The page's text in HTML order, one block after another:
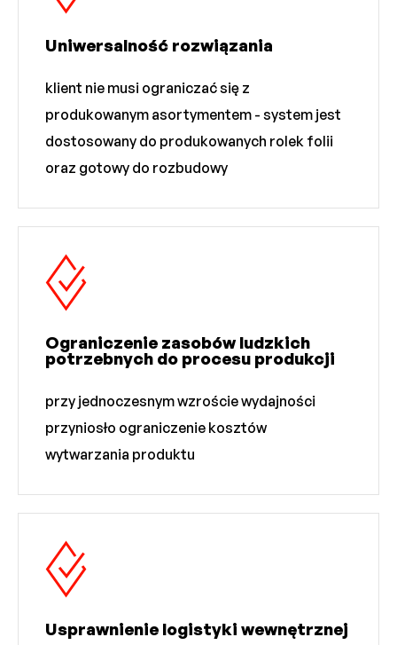
Uniwersalność rozwiązania
klient nie musi ograniczać się z
produkowanym asortymentem - system jest
dostosowany do produkowanych rolek folii
oraz gotowy do rozbudowy
Ograniczenie zasobów ludzkich
potrzebnych do procesu produkcji
przy jednoczesnym wzroście wydajności
przyniosło ograniczenie kosztów
wytwarzania produktu
Usprawnienie logistyki wewnętrznej